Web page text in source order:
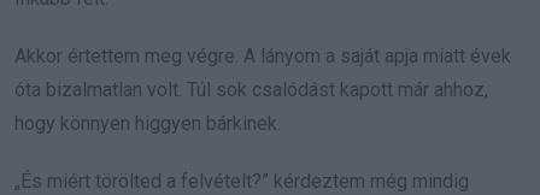
Akkor értettem meg végre. A lányom a saját apja miatt évek
óta bizalmatlan volt. Túl sok csalódást kapott már ahhoz,
hogy könnyen higgyen bárkinek.
„És miért törölted a felvételt?” kérdeztem még mindig